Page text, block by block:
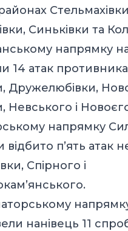
Синьківки та
напрямку
14 атак
Дружелюбівки,
Невського і
напрямку
п’ять атак
Спірного і
напрямку
нанівець 11